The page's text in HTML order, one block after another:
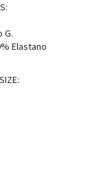
G.
Elastano